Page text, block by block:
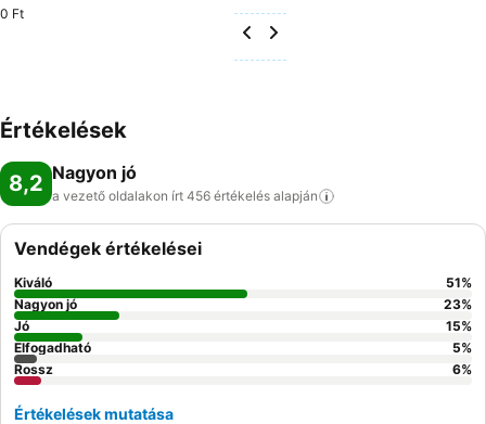
0 Ft
Értékelések
8,2 Nagyon jó
a vezető oldalakon írt 456 értékelés alapján
Vendégek értékelései
Kiváló 51%
Nagyon jó
23%
Jó
15%
Elfogadható
5%
Rossz
6%
Értékelések mutatása